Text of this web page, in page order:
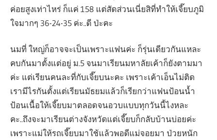
ค่อยสูงเท่าไหร่ ก็แค่ 158 แต่สัดส่วนเนี่ยสิที่ทำให้เจี๊ยบภูมิ
ใจมากๆ 36-24-35 ค่ะ..ดี ป่ะคะ
นมที่ ใหญ่ก็อาจจะเป็นเพราะแฟนค่ะ ก็รุ่นเดียวกันแหละ
คบกันมาตั้งแต่อยู่ ม.5 จนมาเรียนมหาลัยเค้าก็ยังตามมา
ค่ะ แต่เรียนคนละที่กับเจี๊ยบนะคะ เพราะเค้าเอ็นไม่ติด
เรามีไรกันตั้งแต่เรียนมัธยมแล้วก็เรียกว่าแฟนป้อนน้ำ
ป้อนเนื้อให้เจี๊ยบมาตลอดจนอวบแบบทุกวันนี้ไงหละ
คะ..ถึงจะมาเรียนต่างจังหวัดแต่เจี๊ยบก็กลับบ้านบ่อยค่ะ
เพราะแม่ให้รถเจี๊ยบมาใช้แล้วพอดีแม่จอยมา ป่วยหนัก